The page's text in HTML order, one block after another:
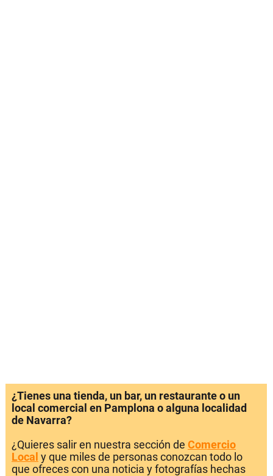
¿Tienes una tienda, un bar, un restaurante o un
local comercial en Pamplona o alguna localidad
de Navarra?
¿Quieres salir en nuestra sección de Comercio
Local y que miles de personas conozcan todo lo
que ofreces con una noticia y fotografías hechas